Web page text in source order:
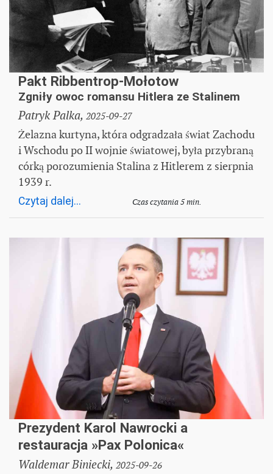
Pakt Ribbentrop-Mołotow
Zgniły owoc romansu Hitlera ze Stalinem
Patryk Palka, 2025-09-27
Żelazna kurtyna, która odgradzała świat Zachodu
i Wschodu po II wojnie światowej, była przybraną
córką porozumienia Stalina z Hitlerem z sierpnia
1939 r.
Czytaj dalej... Czas czytania 5 min.
Prezydent Karol Nawrocki a
restauracja »Pax Polonica«
Waldemar Biniecki, 2025-09-26